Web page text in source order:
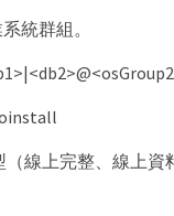
統群組。
線上完整、線上資